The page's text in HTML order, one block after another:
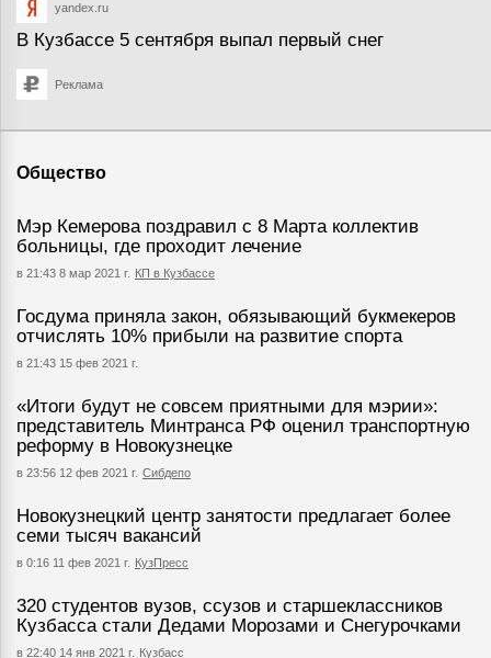
yandex.ru
В Кузбассе 5 сентября выпал первый снег
Реклама
Общество
Мэр Кемерова поздравил с 8 Марта коллектив
больницы, где проходит лечение
в 21:43 8 мар 2021 г. КП в Кузбассе
Госдума приняла закон, обязывающий букмекеров
отчислять 10% прибыли на развитие спорта
в 21:43 15 фев 2021 г.
«Итоги будут не совсем приятными для мэрии»:
представитель Минтранса РФ оценил транспортную
реформу в Новокузнецке
в 23:56 12 фев 2021 г. Сибдепо
Новокузнецкий центр занятости предлагает более
семи тысяч вакансий
в 0:16 11 фев 2021 г. КузПресс
320 студентов вузов, ссузов и старшеклассников
Кузбасса стали Дедами Морозами и Снегурочками
в 22:40 14 янв 2021 г. Кузбасс